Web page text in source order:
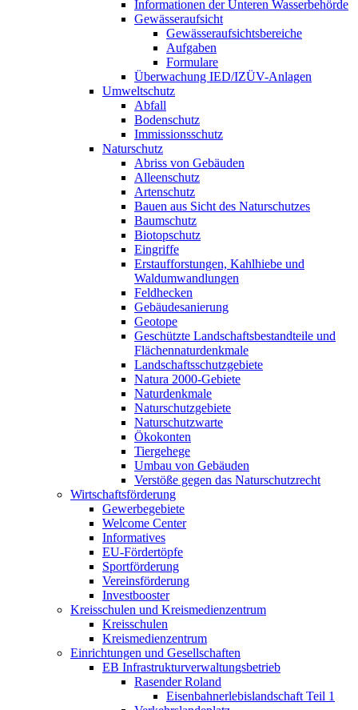
Informationen der Unteren Wasserbehörde
Gewässeraufsicht
Gewässeraufsichtsbereiche
Aufgaben
Formulare
Überwachung IED/IZÜV-Anlagen
Umweltschutz
Abfall
Bodenschutz
Immissionsschutz
Naturschutz
Abriss von Gebäuden
Alleenschutz
Artenschutz
Bauen aus Sicht des Naturschutzes
Baumschutz
Biotopschutz
Eingriffe
Erstaufforstungen, Kahlhiebe und
Waldumwandlungen
Feldhecken
Gebäudesanierung
Geotope
Geschützte Landschaftsbestandteile und
Flächennaturdenkmale
Landschaftsschutzgebiete
Natura 2000-Gebiete
Naturdenkmale
Naturschutzgebiete
Naturschutzwarte
Ökokonten
Tiergehege
Umbau von Gebäuden
Verstöße gegen das Naturschutzrecht
Wirtschaftsförderung
Gewerbegebiete
Welcome Center
Informatives
EU-Fördertöpfe
Sportförderung
Vereinsförderung
Investbooster
Kreisschulen und Kreismedienzentrum
Kreisschulen
Kreismedienzentrum
Einrichtungen und Gesellschaften
EB Infrastruktur­verwaltungsbetrieb
Rasender Roland
Eisenbahnerlebis­landschaft Teil 1